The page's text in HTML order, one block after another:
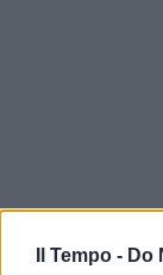
Il Tempo - Do